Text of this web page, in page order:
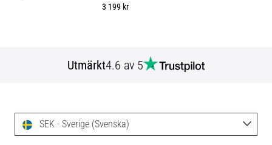
3 199 kr
Utmärkt4.6 av 5
SEK - Sverige (Svenska)